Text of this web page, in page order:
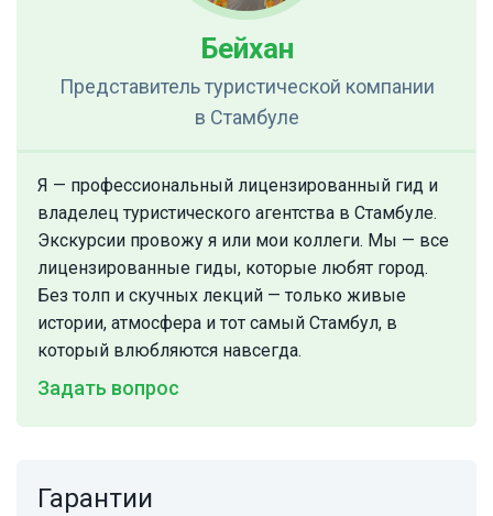
Бейхан
Представитель туристической компании
в Стамбуле
Я — профессиональный лицензированный гид и
владелец туристического агентства в Стамбуле.
Экскурсии провожу я или мои коллеги. Мы — все
лицензированные гиды, которые любят город.
Без толп и скучных лекций — только живые
истории, атмосфера и тот самый Стамбул, в
который влюбляются навсегда.
Задать вопрос
Гарантии